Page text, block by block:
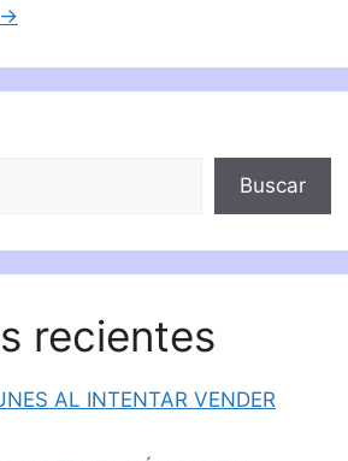
→
Buscar
recientes
AL INTENTAR VENDER